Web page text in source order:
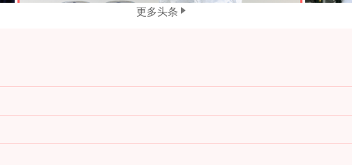
更多头条